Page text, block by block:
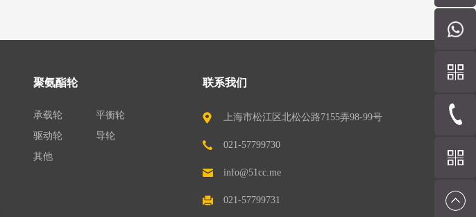
聚氨酯轮
承载轮
平衡轮
驱动轮
导轮
其他
联系我们
上海市松江区北松公路7155弄98-99号
（201611）
021-57799730
info@51cc.me
021-57799731